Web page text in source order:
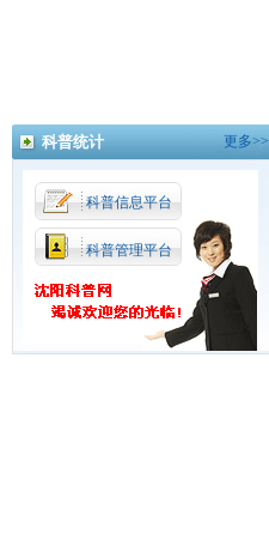
科普统计 更多>>
科普信息平台
科普管理平台